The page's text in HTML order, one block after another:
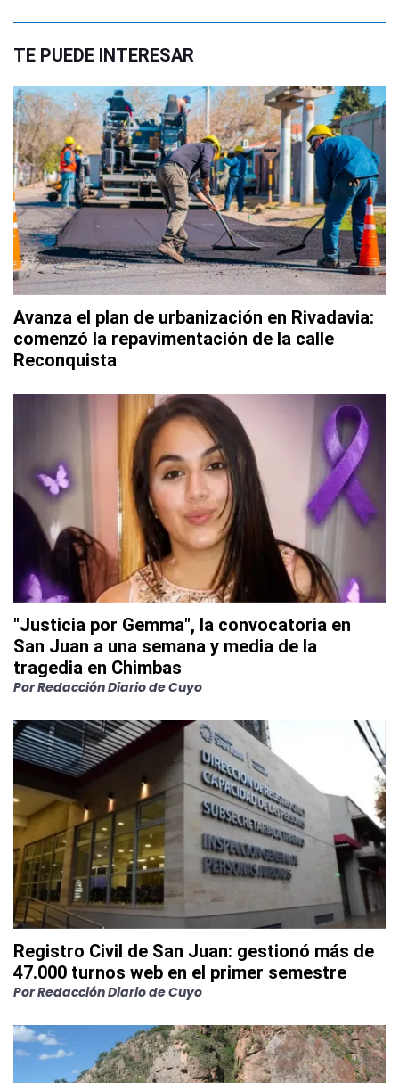
TE PUEDE INTERESAR
Avanza el plan de urbanización en Rivadavia:
comenzó la repavimentación de la calle
Reconquista
"Justicia por Gemma", la convocatoria en
San Juan a una semana y media de la
tragedia en Chimbas
PorRedacción Diario de Cuyo
Registro Civil de San Juan: gestionó más de
47.000 turnos web en el primer semestre
PorRedacción Diario de Cuyo